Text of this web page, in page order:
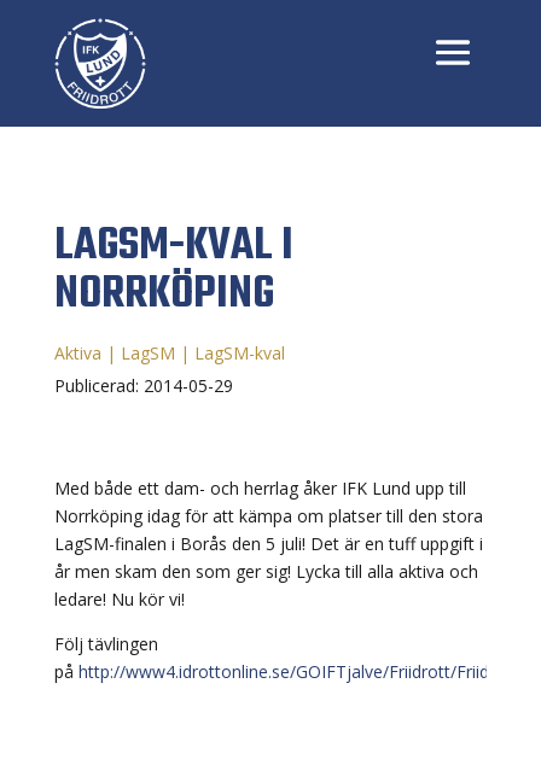
LAGSM-KVAL I
NORRKÖPING
Aktiva | LagSM | LagSM-kval
Publicerad: 2014-05-29
Med både ett dam- och herrlag åker IFK Lund upp till
Norrköping idag för att kämpa om platser till den stora
LagSM-finalen i Borås den 5 juli! Det är en tuff uppgift i
år men skam den som ger sig! Lycka till alla aktiva och
ledare! Nu kör vi!
Följ tävlingen
på http://www4.idrottonline.se/GOIFTjalve/Friidrott/Friidrott/